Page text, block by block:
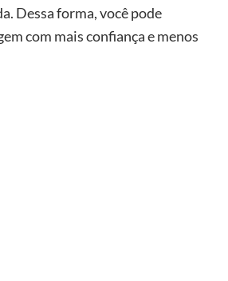
Dessa forma, você pode
com mais confiança e menos